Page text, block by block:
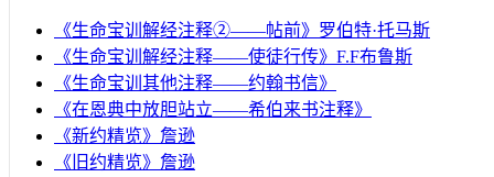
《生命宝训解经注释②——帖前》罗伯特·托马斯
《生命宝训解经注释——使徒行传》F.F布鲁斯
《生命宝训其他注释——约翰书信》
《在恩典中放胆站立——希伯来书注释》
《新约精览》詹逊
《旧约精览》詹逊